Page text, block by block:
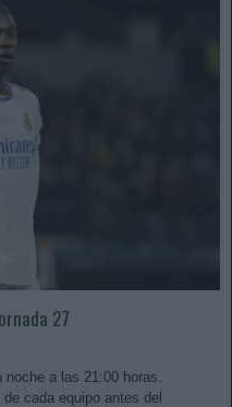
27
noche a las 21:00 horas.
cada equipo antes del